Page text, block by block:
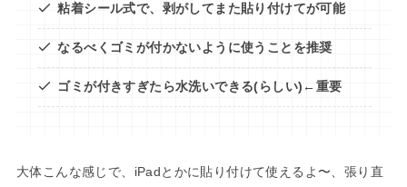
粘着シール式で、剥がしてまた貼り付けてが可能
なるべくゴミが付かないように使うことを推奨
ゴミが付きすぎたら水洗いできる(らしい)←重要
大体こんな感じで、iPadとかに貼り付けて使えるよ〜、張り直